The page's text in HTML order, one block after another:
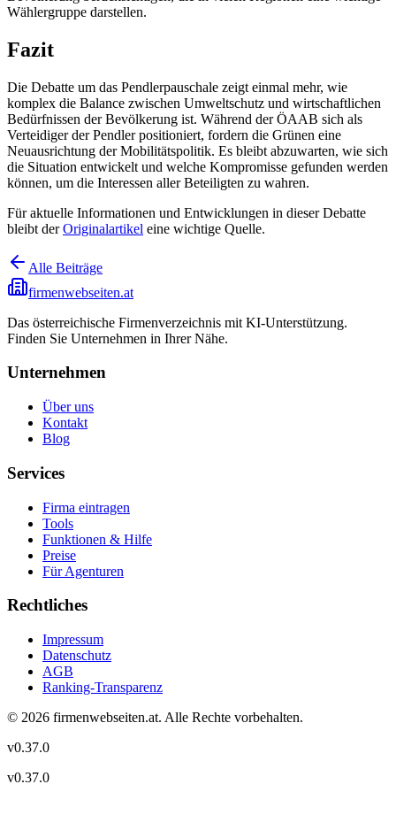
Wählergruppe darstellen.
Fazit
Die Debatte um das Pendlerpauschale zeigt einmal mehr, wie
komplex die Balance zwischen Umweltschutz und wirtschaftlichen
Bedürfnissen der Bevölkerung ist. Während der ÖAAB sich als
Verteidiger der Pendler positioniert, fordern die Grünen eine
Neuausrichtung der Mobilitätspolitik. Es bleibt abzuwarten, wie sich
die Situation entwickelt und welche Kompromisse gefunden werden
können, um die Interessen aller Beteiligten zu wahren.
Für aktuelle Informationen und Entwicklungen in dieser Debatte
bleibt derOriginalartikel eine wichtige Quelle.
Alle Beiträge
firmenwebseiten.at
Das österreichische Firmenverzeichnis mit KI-Unterstützung.
Finden Sie Unternehmen in Ihrer Nähe.
Unternehmen
Über uns
Kontakt
Blog
Services
Firma eintragen
Tools
Funktionen & Hilfe
Preise
Für Agenturen
Rechtliches
Impressum
Datenschutz
AGB
Ranking-Transparenz
© 2026 firmenwebseiten.at. Alle Rechte vorbehalten.
v0.37.0
v0.37.0